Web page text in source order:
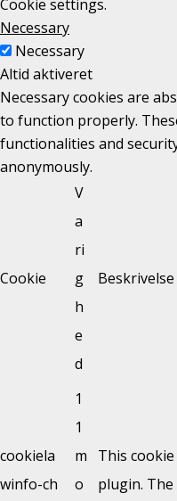
Cookie settings.
Necessary
Necessary
Altid aktiveret
Necessary cookies are
to function properly.
functionalities and
anonymously.
Cookie
V
a
ri
g
h
e
d
Beskrivelse
cookiela
winfo-ch
1
1
m
o
This
plugin.